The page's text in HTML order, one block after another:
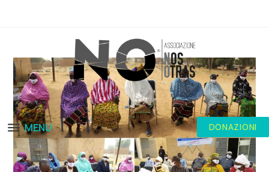
MENU DONAZIONI